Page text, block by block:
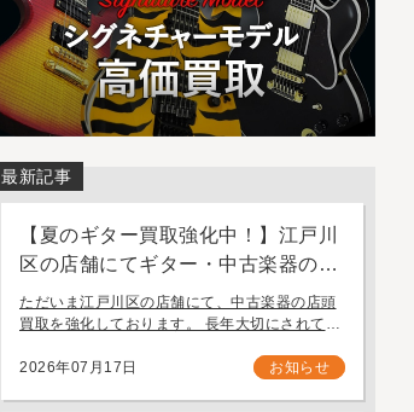
最新記事
【夏のギター買取強化中！】江戸川
区の店舗にてギター・中古楽器の店
頭買取・持ち込み査定を強化してお
ります。
ただいま江戸川区の店舗にて、中古楽器の店頭
買取を強化しております。 長年大切にされてき
伝いをさせてください。 お近く（東京都内・千
2026年07月17日 お知らせ